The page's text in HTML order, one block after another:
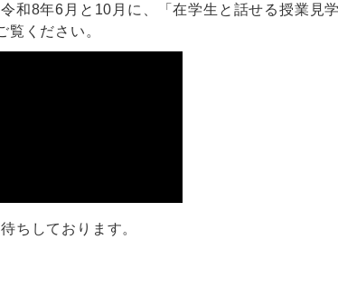
和8年6月と10月に、「在学生と話せる授業見
ください。
ちしております。